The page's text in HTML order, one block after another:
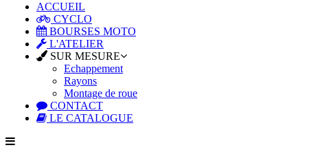
ACCUEIL
CYCLO
BOURSES MOTO
L'ATELIER
SUR MESURE
Echappement
Rayons
Montage de roue
CONTACT
LE CATALOGUE